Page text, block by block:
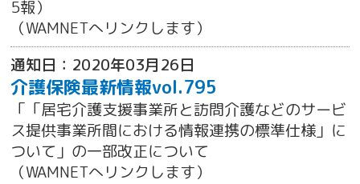
5報）
（WAMNETへリンクします）
通知日：2020年03月26日
介護保険最新情報vol.795
「「居宅介護支援事業所と訪問介護などのサービ
ス提供事業所間における情報連携の標準仕様」に
ついて」の一部改正について
（WAMNETへリンクします）